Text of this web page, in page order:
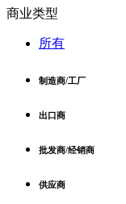
商业类型
所有
制造商/工厂
出口商
批发商/经销商
供应商